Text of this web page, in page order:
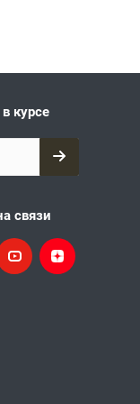
курсе
связи